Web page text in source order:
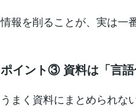
情報を削ることが、実は一
ポイント③ 資料は「言
うまく資料にまとめられな